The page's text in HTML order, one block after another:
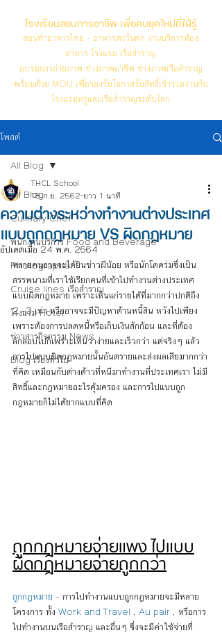
โรงเรียนสอนการอาชีพ เพื่อคนยุคใหม่ที่ใฝ่รู้
สอนทำอาหารไทย - อาหารตะวันตก งานบริการห้อง
อาหาร โรงแรม เรือสำราญ
อบรมการถ่ายภาพ ช่างภาพอาชีพ ช่างภาพเรือสำราญ
พร้อมด้วย MOU เพื่อรองรับโอกาสรับสิทธิ์เข้าร่วมงานกับ
โรงแรมหรูและเรือสำราญระดับโลก
โพสต์
All Blog
Culinary Chef
พนักงานบริการ Food and Beverage
Photographer
Cruise lines เรือสำราญ
โรงแรม Hotel
ข่าวสารกิจกรรม News
Blog เรื่องทั่วไป
All Blog
ความต่างระหว่างทำงานต่างประเทศ
แบบถูกกฎหมาย VS ผิดกฎหมาย
THCL School
18 ก.ย. 2562 ยาว 1 นาที
อัปเดตเมื่อ 24 พ.ค. 2564
หลายคนอาจจะได้ยินข่าวผีน้อย หรือนักโดดร่มซึ่งเป็น
สรรพนามที่เราใช้เรียกคนที่เข้าไปทำงานต่างประเทศ
แบบผิดกฎหมาย เพราะเห็นแก่รายได้ที่มากกว่าปกติถึง
2 -3 เท่า หรืออาจจะมีปัญหาด้านหนี้สิน หวังไปเพียง
เพราะต้องการปลดหนี้หรือเก็บเงินสักก้อน และที่ต้อง
ลักลอบไปก็เพราะเห็นว่าง่ายและเร็วกว่า แต่จริงๆ แล้ว
การไปแบบผิดกฎหมายนั้นอันตรายและส่งผลเสียมากกว่า
ที่คิด เหมือนกับต่างด้าวที่หนีมาทำงานที่ประเทศเรา ไม่มี
สิทธิ์และกฎหมายอะไรคุ้มครอง และการไปแบบถูก
กฎหมายก็ไม่ได้ยากแบบที่คิด
ถูกกฎหมายจ่ายแพง ไปแบบ
ผิดกฎหมายจ่ายถูกกว่า
ถูกกฎหมาย - การไปทำงานแบบถูกกฎหมายจะมีหลาย
โครงการ ทั้ง Work and Travel , Au pair , หรือการ
ไปทำงานบนเรือสำราญ และอื่นๆ ซึ่งจะมีค่าใช้จ่ายที่